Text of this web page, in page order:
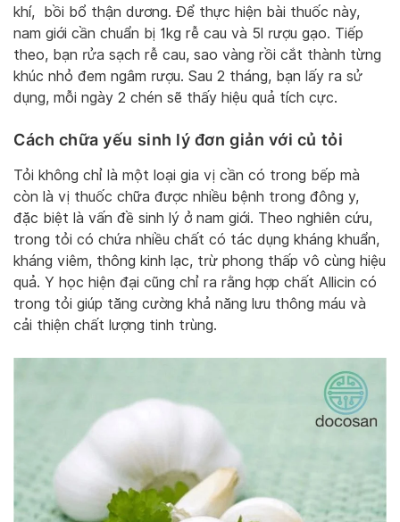
khí, bồi bổ thận dương. Để thực hiện bài thuốc này,
nam giới cần chuẩn bị 1kg rễ cau và 5l rượu gạo. Tiếp
theo, bạn rửa sạch rễ cau, sao vàng rồi cắt thành từng
khúc nhỏ đem ngâm rượu. Sau 2 tháng, bạn lấy ra sử
dụng, mỗi ngày 2 chén sẽ thấy hiệu quả tích cực.
Cách chữa yếu sinh lý đơn giản với củ tỏi
Tỏi không chỉ là một loại gia vị cần có trong bếp mà
còn là vị thuốc chữa được nhiều bệnh trong đông y,
đặc biệt là vấn đề sinh lý ở nam giới. Theo nghiên cứu,
trong tỏi có chứa nhiều chất có tác dụng kháng khuẩn,
kháng viêm, thông kinh lạc, trừ phong thấp vô cùng hiệu
quả. Y học hiện đại cũng chỉ ra rằng hợp chất Allicin có
trong tỏi giúp tăng cường khả năng lưu thông máu và
cải thiện chất lượng tinh trùng.